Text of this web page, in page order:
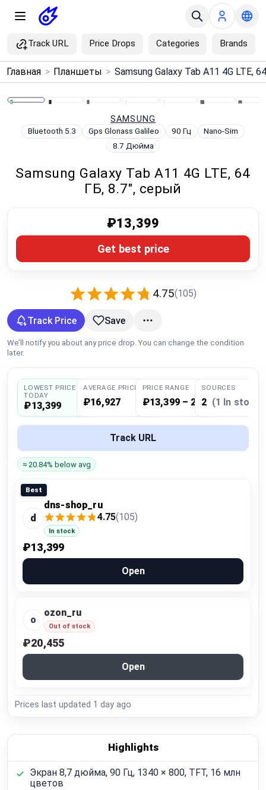
Track URL Price Drops Categories Brands
Menu ×
Price Drops
Brands
Blog
Compare
Plans & Pricing
Log in
Главная > Планшеты >
SAMSUNG
Bluetooth 5.3 Gps Glonass Galileo 90 Гц
Nano-Sim
8.7 Дюйма
Samsung Galaxy Tab A11 4G LTE, 64
ГБ, 8.7", серый
4.75(105)
₽13,399
Get best price
Track Price Save
We’ll notify you about any price drop. You can change the condition
later.
LOWEST PRICE
TODAY
₽13,399
AVERAGE PRICE
₽16,927
PRICE RANGE
₽13,399 – 20,455
SOURCES
2 (1 In stock)
Track URL
≈ 20.84% below avg
Best
d
dns-shop_ru
4.75(105)
In stock
₽13,399
Open
o
ozon_ru
Out of stock
₽20,455
Open
Prices last updated 1 day ago
Highlights
Экран 8,7 дюйма, 90 Гц, 1340 × 800, TFT, 16 млн
цветов